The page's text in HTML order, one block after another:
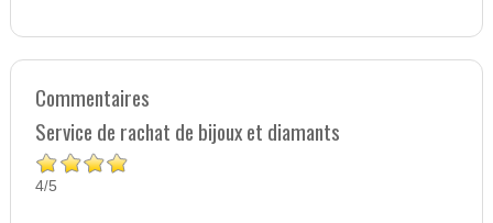
Commentaires
Service de rachat de bijoux et diamants
4/5